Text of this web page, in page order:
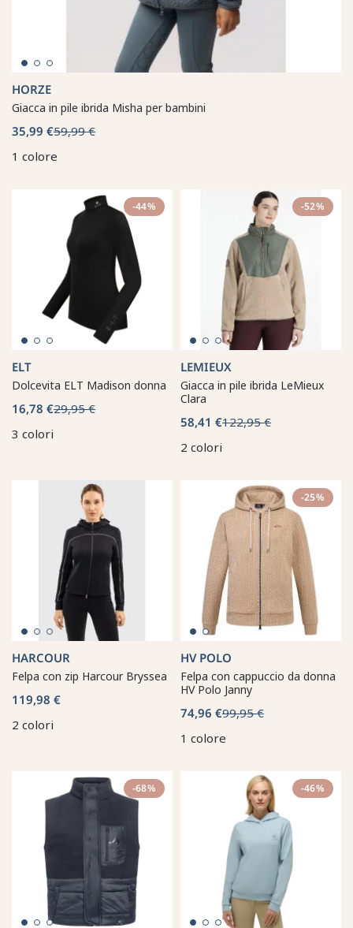
HORZE
Giacca in pile ibrida Misha per bambini
35,99 €59,99 €
1 colore
-44%
ELT
Dolcevita ELT Madison donna
16,78 €29,95 €
3 colori
-52%
LEMIEUX
Giacca in pile ibrida LeMieux
Clara
58,41 €122,95 €
2 colori
HARCOUR
Felpa con zip Harcour Bryssea
119,98 €
2 colori
-25%
HV POLO
Felpa con cappuccio da donna
HV Polo Janny
74,96 €99,95 €
1 colore
-68% -46%